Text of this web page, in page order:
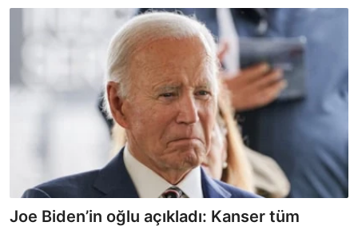
güvenlik yardımı planı açıkladı.
Joe Biden’in oğlu açıkladı: Kanser tüm